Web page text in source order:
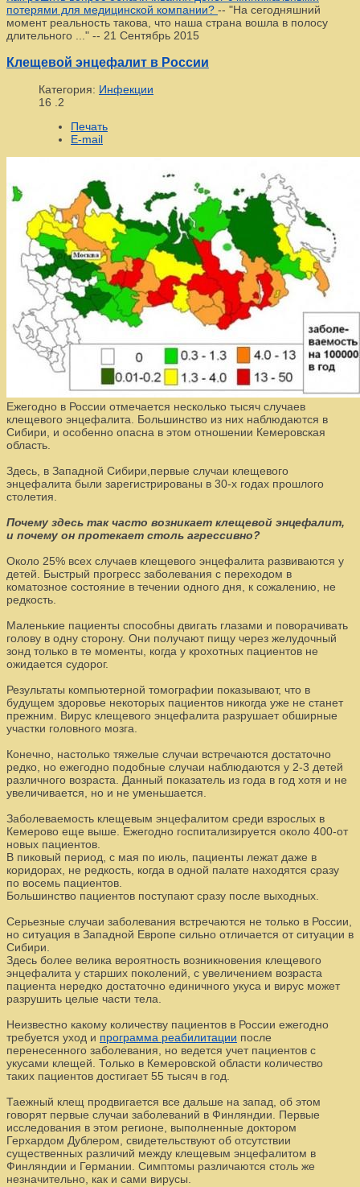
потерями для медицинской компании? -- "На сегодняшний
момент реальность такова, что наша страна вошла в полосу
длительного ..." -- 21 Сентябрь 2015
Клещевой энцефалит в России
Категория: Инфекции
16 .2
Печать
E-mail
Ежегодно в России отмечается несколько тысяч случаев
клещевого энцефалита. Большинство из них наблюдаются в
Сибири, и особенно опасна в этом отношении Кемеровская
область.
Здесь, в Западной Сибири,первые случаи клещевого
энцефалита были зарегистрированы в 30-х годах прошлого
столетия.
Почему здесь так часто возникает клещевой энцефалит,
и почему он протекает столь агрессивно?
Около 25% всех случаев клещевого энцефалита развиваются у
детей. Быстрый прогресс заболевания с переходом в
коматозное состояние в течении одного дня, к сожалению, не
редкость.
Маленькие пациенты способны двигать глазами и поворачивать
голову в одну сторону. Они получают пищу через желудочный
зонд только в те моменты, когда у крохотных пациентов не
ожидается судорог.
Результаты компьютерной томографии показывают, что в
будущем здоровье некоторых пациентов никогда уже не станет
прежним. Вирус клещевого энцефалита разрушает обширные
участки головного мозга.
Конечно, настолько тяжелые случаи встречаются достаточно
редко, но ежегодно подобные случаи наблюдаются у 2-3 детей
различного возраста. Данный показатель из года в год хотя и не
увеличивается, но и не уменьшается.
Заболеваемость клещевым энцефалитом среди взрослых в
Кемерово еще выше. Ежегодно госпитализируется около 400-от
новых пациентов.
В пиковый период, с мая по июль, пациенты лежат даже в
коридорах, не редкость, когда в одной палате находятся сразу
по восемь пациентов.
Большинство пациентов поступают сразу после выходных.
Серьезные случаи заболевания встречаются не только в России,
но ситуация в Западной Европе сильно отличается от ситуации в
Сибири.
Здесь более велика вероятность возникновения клещевого
энцефалита у старших поколений, с увеличением возраста
пациента нередко достаточно единичного укуса и вирус может
разрушить целые части тела.
Неизвестно какому количеству пациентов в России ежегодно
требуется уход и программа реабилитации после
перенесенного заболевания, но ведется учет пациентов с
укусами клещей. Только в Кемеровской области количество
таких пациентов достигает 55 тысяч в год.
Таежный клещ продвигается все дальше на запад, об этом
говорят первые случаи заболеваний в Финляндии. Первые
исследования в этом регионе, выполненные доктором
Герхардом Дублером, свидетельствуют об отсутствии
существенных различий между клещевым энцефалитом в
Финляндии и Германии. Симптомы различаются столь же
незначительно, как и сами вирусы.